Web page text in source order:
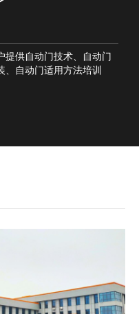
提供自动门技术、自动门
、自动门适用方法培训